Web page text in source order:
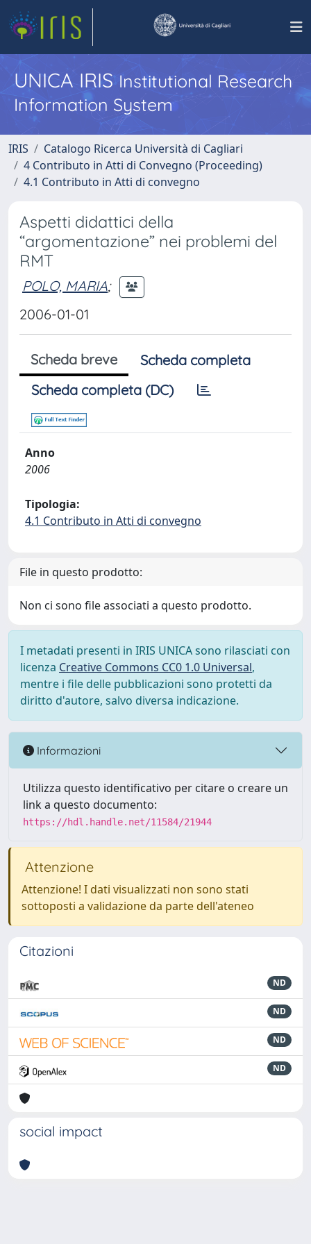
UNICA IRISInstitutional Research
Information System
IRIS
Catalogo Ricerca Università di Cagliari
4 Contributo in Atti di Convegno (Proceeding)
4.1 Contributo in Atti di convegno
Aspetti didattici della
“argomentazione” nei problemi del
RMT
POLO, MARIA;
2006-01-01
Scheda breve
Scheda completa
Scheda completa (DC)
Anno
2006
Tipologia:
4.1 Contributo in Atti di convegno
File in questo prodotto:
Non ci sono file associati a questo prodotto.
I metadati presenti in IRIS UNICA sono rilasciati con
licenza Creative Commons CC0 1.0 Universal,
mentre i file delle pubblicazioni sono protetti da
diritto d'autore, salvo diversa indicazione.
Informazioni
Utilizza questo identificativo per citare o creare un
link a questo documento:
https://hdl.handle.net/11584/21944
Attenzione
Attenzione! I dati visualizzati non sono stati
sottoposti a validazione da parte dell'ateneo
Citazioni
ND
ND
ND
ND
social impact